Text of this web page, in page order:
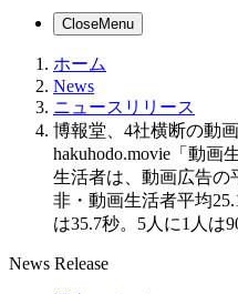
CloseMenu
ホーム
News
ニュースリリース
博報堂、4社横断の動
hakuhodo.movie「動
生活者は、動画広告の
非・動画生活者平均
は35.7秒。5人に1人は
News Release